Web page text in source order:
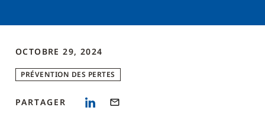
OCTOBRE 29, 2024
PRÉVENTION DES PERTES
PARTAGER